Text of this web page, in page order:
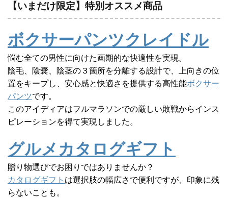
【いまだけ限定】特別オススメ商品
ボクサーパンツクレイドル
悩む全ての男性に向けた画期的な快適性を実現。
陰毛、陰嚢、陰茎の３箇所を分離する設計で、上向きの位
置をキープし、安心感と快適さを提供する高性能ボクサー
パンツです。
このアイディアはフルマラソンでの厳しい敗戦からインス
ピレーションを得て実現しました。
グルメカタログギフト
贈り物選びでお困りではありませんか？
カタログギフト は選択肢の幅広さで便利ですが、印象に残
らないことも。